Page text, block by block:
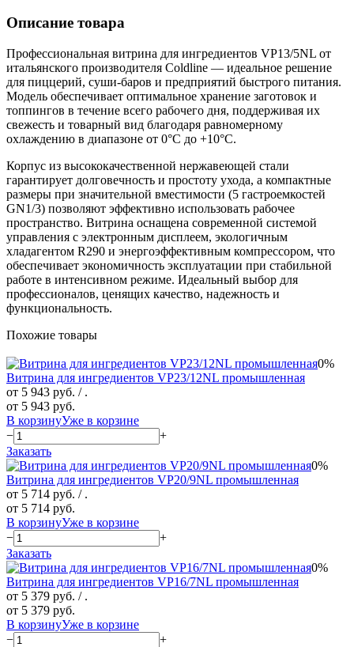
Описание товара
Профессиональная витрина для ингредиентов VP13/5NL от
итальянского производителя Coldline — идеальное решение
для пиццерий, суши-баров и предприятий быстрого питания.
Модель обеспечивает оптимальное хранение заготовок и
топпингов в течение всего рабочего дня, поддерживая их
свежесть и товарный вид благодаря равномерному
охлаждению в диапазоне от 0°C до +10°C.
Корпус из высококачественной нержавеющей стали
гарантирует долговечность и простоту ухода, а компактные
размеры при значительной вместимости (5 гастроемкостей
GN1/3) позволяют эффективно использовать рабочее
пространство. Витрина оснащена современной системой
управления с электронным дисплеем, экологичным
хладагентом R290 и энергоэффективным компрессором, что
обеспечивает экономичность эксплуатации при стабильной
работе в интенсивном режиме. Идеальный выбор для
профессионалов, ценящих качество, надежность и
функциональность.
Похожие товары
0%
Витрина для ингредиентов VP23/12NL промышленная
от 5 943 руб. / .
от 5 943 руб.
В корзинуУже в корзине
−
+
Заказать
0%
Витрина для ингредиентов VP20/9NL промышленная
от 5 714 руб. / .
от 5 714 руб.
В корзинуУже в корзине
−
+
Заказать
0%
Витрина для ингредиентов VP16/7NL промышленная
от 5 379 руб. / .
от 5 379 руб.
В корзинуУже в корзине
−
+